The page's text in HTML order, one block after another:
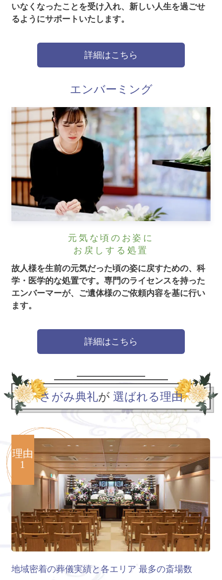
いなくなったことを受け入れ、新しい人生を過ごせ
るようにサポートいたします。
詳細はこちら
エンバーミング
元気な頃のお姿に
お戻しする処置
故人様を生前の元気だった頃の姿に戻すための、科
学・医学的な処置です。 専門のライセンスを持った
エンバーマーが、ご遺体様のご依頼内容を基に行い
ます。
詳細はこちら
さがみ典礼が 選ばれる理由
理由
1
地域密着の葬儀実績と各エリア 最多の斎場数